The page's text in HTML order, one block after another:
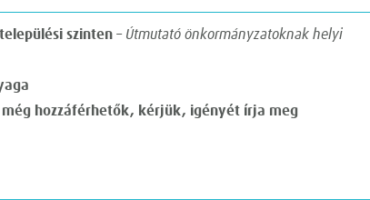
szinten – Útmutató önkormányzatoknak helyi
hozzáférhetők, kérjük, igényét írja meg